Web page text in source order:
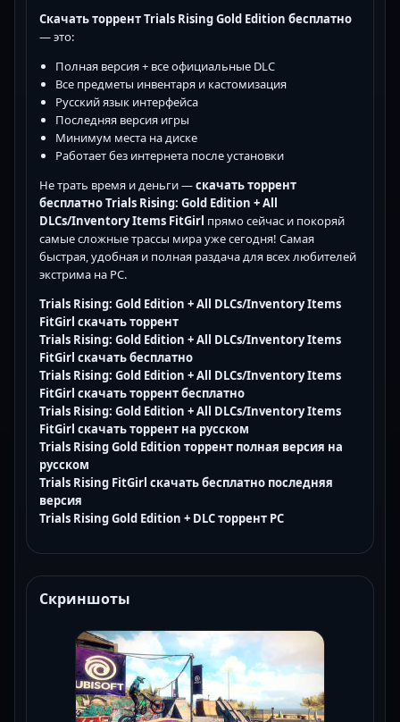
Скачать торрент Trials Rising Gold Edition бесплатно
— это:
Полная версия + все официальные DLC
Все предметы инвентаря и кастомизация
Русский язык интерфейса
Последняя версия игры
Минимум места на диске
Работает без интернета после установки
Не трать время и деньги —скачать торрент
бесплатно Trials Rising: Gold Edition + All
DLCs/Inventory Items FitGirl прямо сейчас и покоряй
самые сложные трассы мира уже сегодня! Самая
быстрая, удобная и полная раздача для всех любителей
экстрима на PC.
Trials Rising: Gold Edition + All DLCs/Inventory Items
FitGirl скачать торрент
Trials Rising: Gold Edition + All DLCs/Inventory Items
FitGirl скачать бесплатно
Trials Rising: Gold Edition + All DLCs/Inventory Items
FitGirl скачать торрент бесплатно
Trials Rising: Gold Edition + All DLCs/Inventory Items
FitGirl скачать торрент на русском
Trials Rising Gold Edition торрент полная версия на
русском
Trials Rising FitGirl скачать бесплатно последняя
версия
Trials Rising Gold Edition + DLC торрент PC
Скриншоты